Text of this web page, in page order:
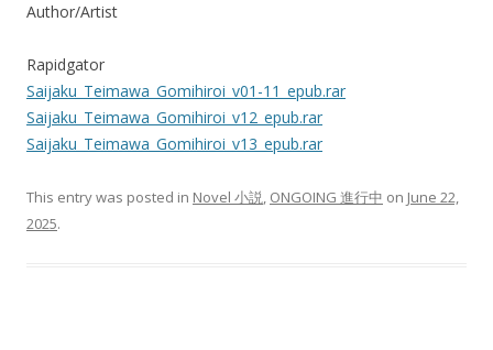
Author/Artist
Rapidgator
Saijaku_Teimawa_Gomihiroi_v01-11_epub.rar
Saijaku_Teimawa_Gomihiroi_v12_epub.rar
Saijaku_Teimawa_Gomihiroi_v13_epub.rar
This entry was posted in Novel 小説, ONGOING 進行中 on June 22,
2025.